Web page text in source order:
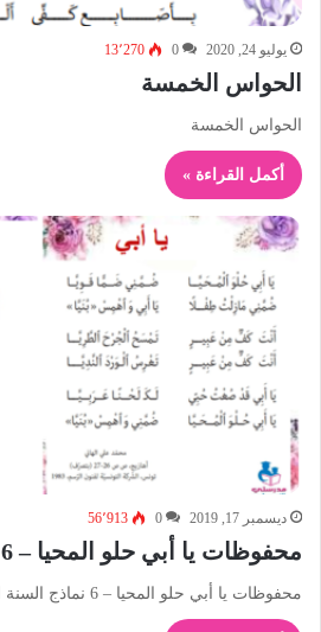
يوليو 24, 2020 0 13٬270
الحواس الخمسة
الحواس الخمسة
أكمل القراءة »
ديسمبر 17, 2019 0 56٬913
محفوظات يا أبي حلو المحيا – 6 نماذج السنة الاولى
محفوظات يا أبي حلو المحيا – 6 نماذج السنة الاولى